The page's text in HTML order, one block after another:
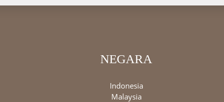
NEGARA
Indonesia
Malaysia